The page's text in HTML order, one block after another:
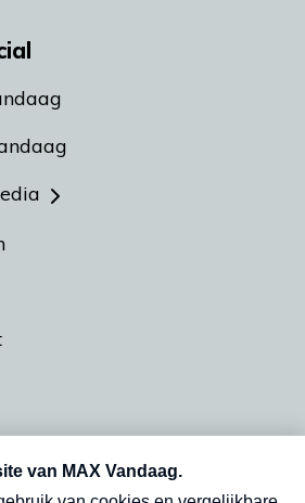
abonnement op onze
en dinsdagochtend in